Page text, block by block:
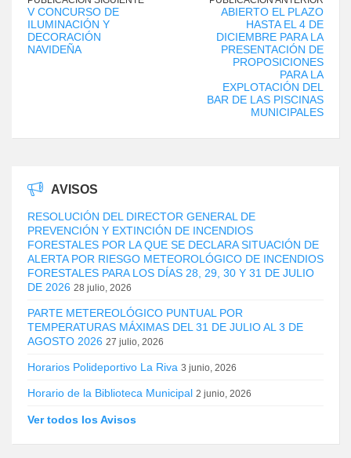
V CONCURSO DE
ILUMINACIÓN Y
DECORACIÓN
NAVIDEÑA
ABIERTO EL PLAZO
HASTA EL 4 DE
DICIEMBRE PARA LA
PRESENTACIÓN DE
PROPOSICIONES
PARA LA
EXPLOTACIÓN DEL
BAR DE LAS PISCINAS
MUNICIPALES
AVISOS
RESOLUCIÓN DEL DIRECTOR GENERAL DE
PREVENCIÓN Y EXTINCIÓN DE INCENDIOS
FORESTALES POR LA QUE SE DECLARA SITUACIÓN DE
ALERTA POR RIESGO METEOROLÓGICO DE INCENDIOS
FORESTALES PARA LOS DÍAS 28, 29, 30 Y 31 DE JULIO
DE 2026 28 julio, 2026
PARTE METEREOLÓGICO PUNTUAL POR
TEMPERATURAS MÁXIMAS DEL 31 DE JULIO AL 3 DE
AGOSTO 2026 27 julio, 2026
Horarios Polideportivo La Riva 3 junio, 2026
Horario de la Biblioteca Municipal 2 junio, 2026
Ver todos los Avisos